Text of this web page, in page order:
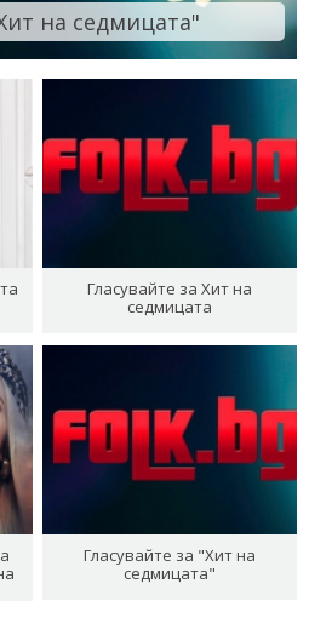
на седмицата"
Гласувайте за Хит на
седмицата
Гласувайте за "Хит на
седмицата"